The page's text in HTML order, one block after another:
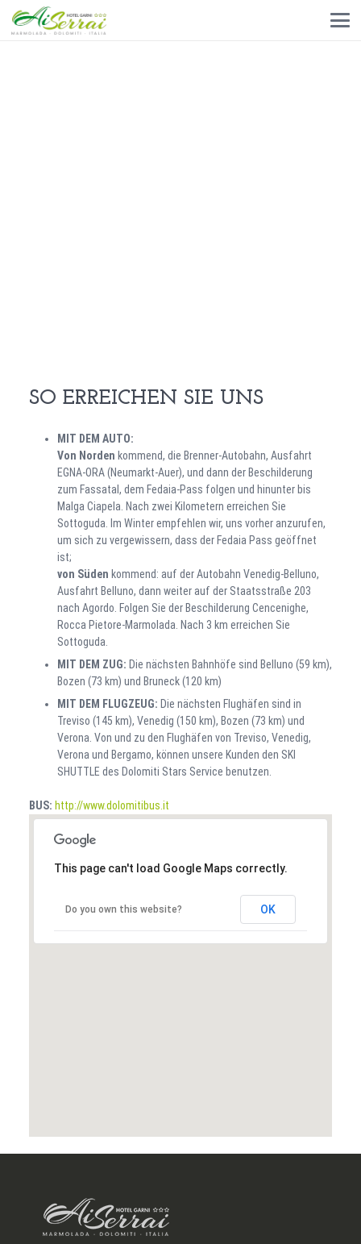
SO ERREICHEN SIE UNS
MIT DEM AUTO:
Von Norden kommend, die Brenner-Autobahn, Ausfahrt
EGNA-ORA (Neumarkt-Auer), und dann der Beschilderung
zum Fassatal, dem Fedaia-Pass folgen und hinunter bis
Malga Ciapela. Nach zwei Kilometern erreichen Sie
Sottoguda. Im Winter empfehlen wir, uns vorher anzurufen,
um sich zu vergewissern, dass der Fedaia Pass geöffnet
ist;
von Süden kommend: auf der Autobahn Venedig-Belluno,
Ausfahrt Belluno, dann weiter auf der Staatsstraße 203
nach Agordo. Folgen Sie der Beschilderung Cencenighe,
Rocca Pietore-Marmolada. Nach 3 km erreichen Sie
Sottoguda.
MIT DEM ZUG: Die nächsten Bahnhöfe sind Belluno (59 km),
Bozen (73 km) und Bruneck (120 km)
MIT DEM FLUGZEUG: Die nächsten Flughäfen sind in
Treviso (145 km), Venedig (150 km), Bozen (73 km) und
Verona. Von und zu den Flughäfen von Treviso, Venedig,
Verona und Bergamo, können unsere Kunden den SKI
SHUTTLE des Dolomiti Stars Service benutzen.
BUS: http://www.dolomitibus.it
This page can't load Google Maps correctly.
Do you own this website? OK